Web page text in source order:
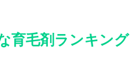
育毛剤ランキング